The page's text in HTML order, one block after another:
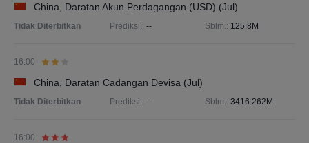
China, Daratan Akun Perdagangan (USD) (Jul)
Tidak Diterbitkan Prediksi.: -- Sblm.: 125.8M
16:00
China, Daratan Cadangan Devisa (Jul)
Tidak Diterbitkan Prediksi.: -- Sblm.: 3416.262M
16:00